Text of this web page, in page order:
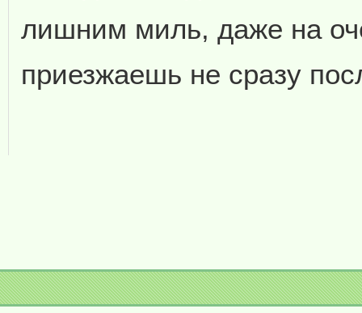
лишним миль, даже на
приезжаешь не сразу